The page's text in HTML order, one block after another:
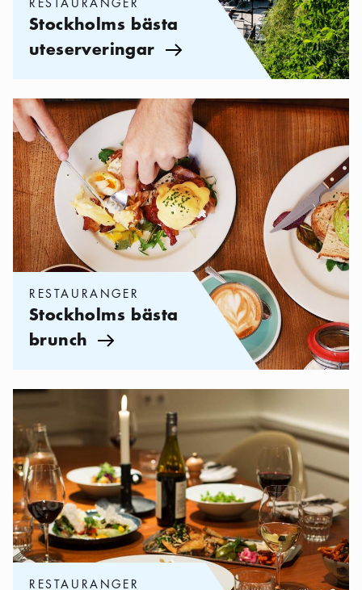
Stockholms bästa
uteserveringar Pil ikon
Kategorier:Restauranger, Stockholms bästa brunch
RESTAURANGER
Stockholms bästa
brunch Pil ikon
Kategorier: Restauranger, Bästa restaurangerna på Södermalm
RESTAURANGER